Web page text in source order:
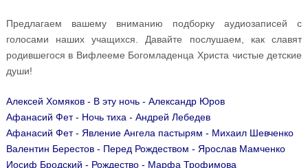
Предлагаем вашему вниманию подборку аудиозаписей с
голосами наших учащихся. Давайте послушаем, как славят
родившегося в Вифлееме Богомладенца Христа чистые детские
души!
Алексей Хомяков - В эту ночь - Александр Юров
Афанасий Фет - Ночь тиха - Андрей Лебедев
Афанасий Фет - Явление Ангела пастырям - Михаил Шевченко
Валентин Берестов - Перед Рождеством - Ярослав Мамченко
Иосиф Бродский - Рождество - Марфа Трофимова